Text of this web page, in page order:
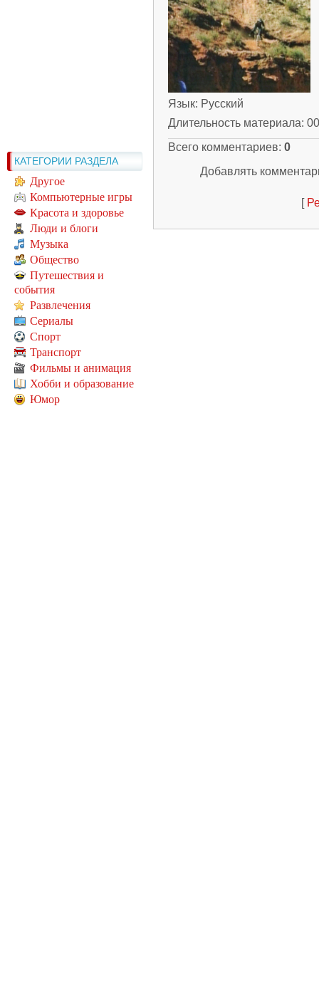
КАТЕГОРИИ РАЗДЕЛА
Другое
Компьютерные игры
Красота и здоровье
Люди и блоги
Музыка
Общество
Путешествия и
события
Развлечения
Сериалы
Спорт
Транспорт
Фильмы и анимация
Хобби и образование
Юмор
Язык: Русский
Длительность материала:
Всего комментариев: 0
Добавлять
[